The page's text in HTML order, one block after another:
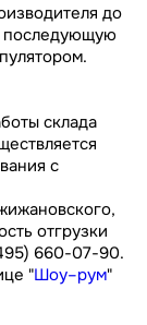
до
последующую
склада
с
отгрузки
660-07-90.
"Шоу–рум"